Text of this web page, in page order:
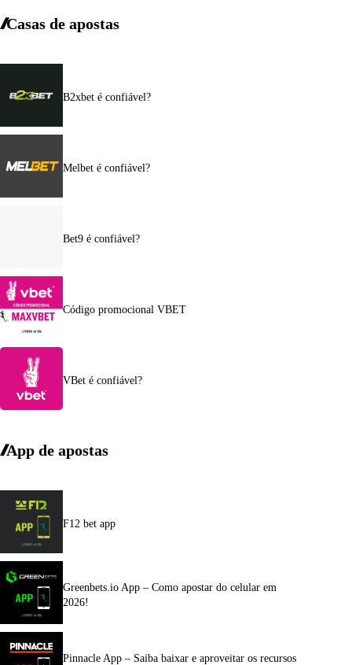
Casas de apostas
B2xbet é confiável?
Melbet é confiável?
Bet9 é confiável?
Código promocional VBET
VBet é confiável?
App de apostas
F12 bet app
Greenbets.io App – Como apostar do celular em
2026!
Pinnacle App – Saiba baixar e aproveitar os recursos